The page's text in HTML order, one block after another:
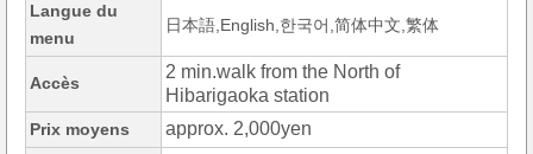
Langue du
menu
日本語,English,한국어,简体中文,繁体
Accès
2 min.walk from the North of
Hibarigaoka station
Prix moyens approx. 2,000yen